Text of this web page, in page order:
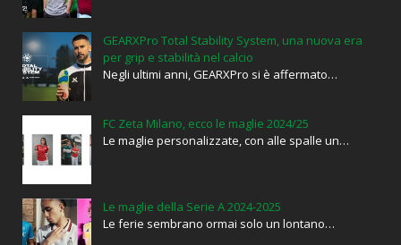
GEARXPro Total Stability System, una nuova era
per grip e stabilità nel calcio
Negli ultimi anni, GEARXPro si è affermato…
FC Zeta Milano, ecco le maglie 2024/25
Le maglie personalizzate, con alle spalle un…
Le maglie della Serie A 2024-2025
Le ferie sembrano ormai solo un lontano…